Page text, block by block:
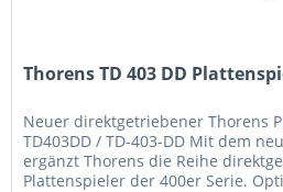
Thorens TD 403 DD
Neuer direktgetriebener Thorens
TD403DD / TD-403-DD Mit dem
ergänzt Thorens die Reihe
Plattenspieler der 400er Serie.